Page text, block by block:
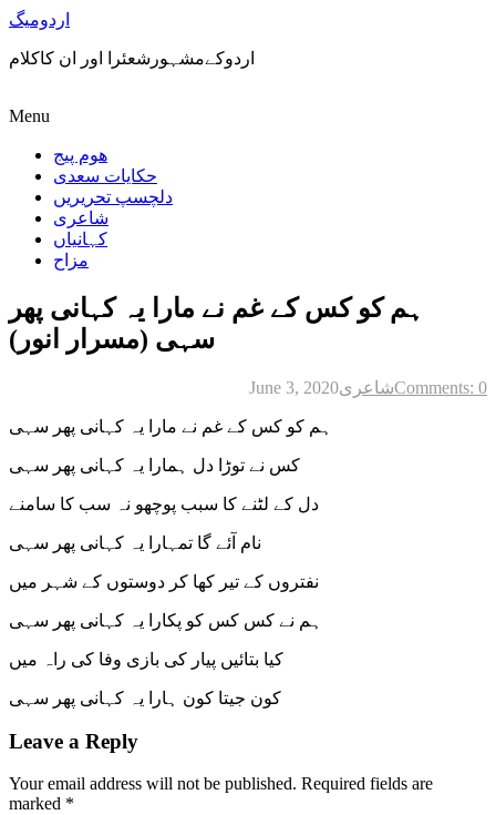
اردومیگ
اردوکےمشہورشعئرا اور ان کاکلام
Menu
ھوم پیج
حکایات سعدی
دلچسپ تحریریں
شاعری
کہانیاں
مزاح
ہم کو کس کے غم نے مارا یہ کہانی پھر
سہی (مسرار انور)
June 3, 2020شاعریComments: 0
ہم کو کس کے غم نے مارا یہ کہانی پھر سہی
کس نے توڑا دل ہمارا یہ کہانی پھر سہی
دل کے لٹنے کا سبب پوچھو نہ سب کا سامنے
نام آئے گا تمہارا یہ کہانی پھر سہی
نفتروں کے تیر کھا کر دوستوں کے شہر میں
ہم نے کس کس کو پکارا یہ کہانی پھر سہی
کیا بتائیں پیار کی بازی وفا کی راہ میں
کون جیتا کون ہارا یہ کہانی پھر سہی
Leave a Reply
Your email address will not be published. Required fields are
marked *